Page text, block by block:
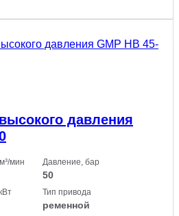
давления
мин Давление, бар
50
Тип привода
ременной